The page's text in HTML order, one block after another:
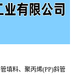
填料、聚丙烯(PP)斜管